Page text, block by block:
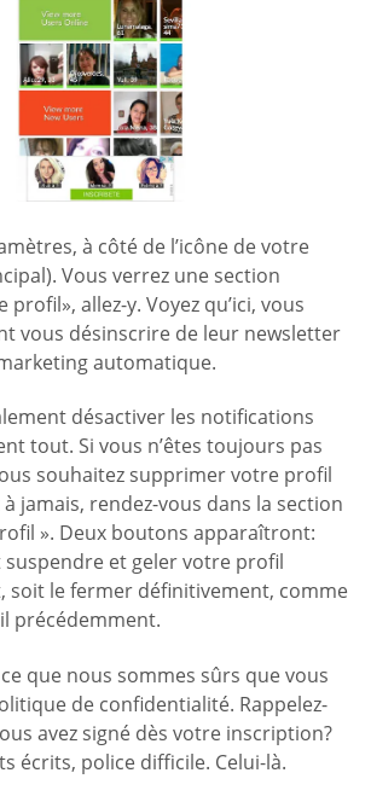
à côté de l’icône de votre
Vous verrez une section
allez-y. Voyez qu’ici, vous
vous désinscrire de leur newsletter
automatique.
désactiver les notifications
tout. Si vous n’êtes toujours pas
souhaitez supprimer votre profil
jamais, rendez-vous dans la section
». Deux boutons apparaîtront:
suspendre et geler votre profil
soit le fermer définitivement, comme
précédemment.
que nous sommes sûrs que vous
de confidentialité. Rappelez-
avez signé dès votre inscription?
écrits, police difficile. Celui-là.